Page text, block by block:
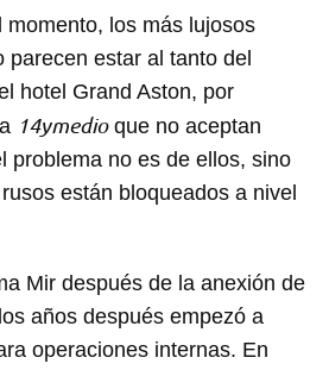
momento, los más lujosos
parecen estar al tanto del
hotel Grand Aston, por
14ymedioque no aceptan
problema no es de ellos, sino
están bloqueados a nivel
Mir después de la anexión de
años después empezó a
operaciones internas. En